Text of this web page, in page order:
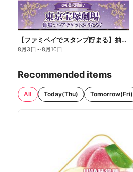
【ファミペイでスタンプ貯まる】抽選でペアチケットが当たる!
8月3日 ～8月10日
Recommended items
All Today(Thu) Tomorrow(Fri)